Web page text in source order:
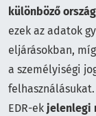
különböző
ezek az adatok
eljárásokban,
a személyiségi
EDR-ek jelenlegi